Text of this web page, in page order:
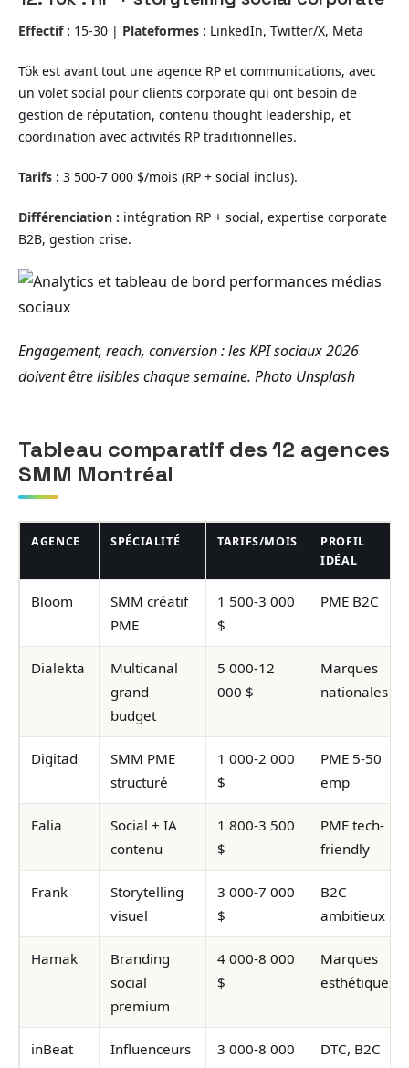
Effectif : 15-30 | Plateformes : LinkedIn, Twitter/X, Meta
Tök est avant tout une agence RP et communications, avec
un volet social pour clients corporate qui ont besoin de
gestion de réputation, contenu thought leadership, et
coordination avec activités RP traditionnelles.
Tarifs : 3 500-7 000 $/mois (RP + social inclus).
Différenciation : intégration RP + social, expertise corporate
B2B, gestion crise.
Engagement, reach, conversion : les KPI sociaux 2026
doivent être lisibles chaque semaine. Photo Unsplash
Tableau comparatif des 12 agences
SMM Montréal
AGENCE SPÉCIALITÉ TARIFS/MOIS
PROFIL
IDÉAL
Bloom
SMM créatif
PME
1 500-3 000
$
PME B2C
Dialekta
Multicanal
grand
budget
5 000-12
000 $
Marques
nationales
Digitad
SMM PME
structuré
1 000-2 000
$
PME 5-50
emp
Falia
Social + IA
contenu
1 800-3 500
$
PME tech-
friendly
Frank
Storytelling
visuel
3 000-7 000
$
B2C
ambitieux
Hamak
Branding
social
premium
4 000-8 000
$
Marques
esthétiques
inBeat
Influenceurs
3 000-8 000
DTC, B2C